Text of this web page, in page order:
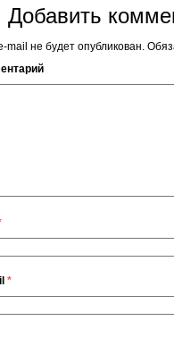
Добавить
mail не будет опубликован.
*